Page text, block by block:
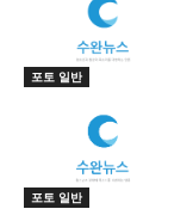
멤버십 소개
기자단 참여
멤버십 소개
기자단 참여
포토 일반
포토 일반